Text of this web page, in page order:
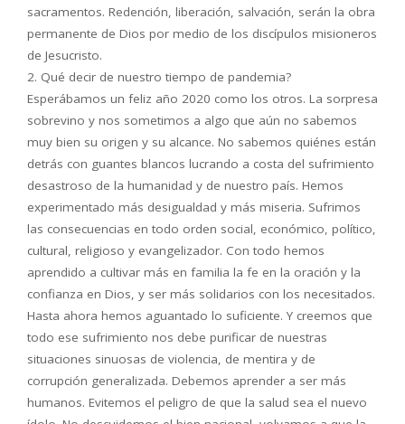
sacramentos. Redención, liberación, salvación, serán la obra
permanente de Dios por medio de los discípulos misioneros
de Jesucristo.
2. Qué decir de nuestro tiempo de pandemia?
Esperábamos un feliz año 2020 como los otros. La sorpresa
sobrevino y nos sometimos a algo que aún no sabemos
muy bien su origen y su alcance. No sabemos quiénes están
detrás con guantes blancos lucrando a costa del sufrimiento
desastroso de la humanidad y de nuestro país. Hemos
experimentado más desigualdad y más miseria. Sufrimos
las consecuencias en todo orden social, económico, político,
cultural, religioso y evangelizador. Con todo hemos
aprendido a cultivar más en familia la fe en la oración y la
confianza en Dios, y ser más solidarios con los necesitados.
Hasta ahora hemos aguantado lo suficiente. Y creemos que
todo ese sufrimiento nos debe purificar de nuestras
situaciones sinuosas de violencia, de mentira y de
corrupción generalizada. Debemos aprender a ser más
humanos. Evitemos el peligro de que la salud sea el nuevo